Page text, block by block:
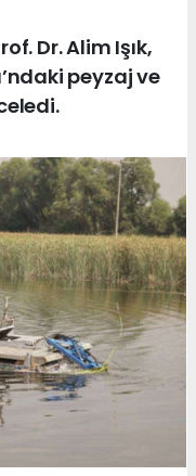
Dr. Alim Işık,
peyzaj ve